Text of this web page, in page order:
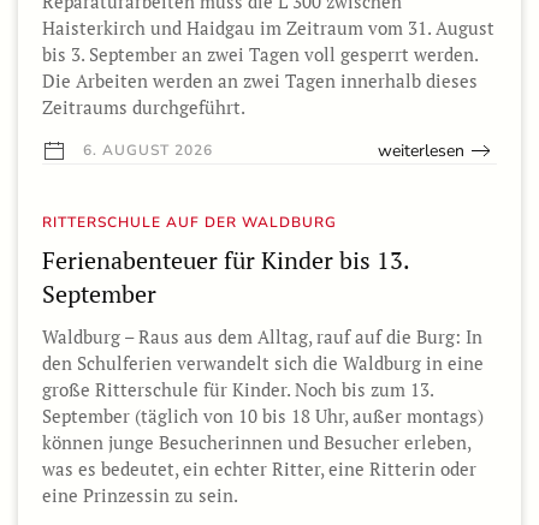
Haisterkirch und Haidgau im Zeitraum vom 31. August
bis 3. September an zwei Tagen voll gesperrt werden.
Die Arbeiten werden an zwei Tagen innerhalb dieses
Zeitraums durchgeführt.
6. AUGUST 2026 weiterlesen
RITTERSCHULE AUF DER WALDBURG
Ferienabenteuer für Kinder bis 13.
September
Waldburg – Raus aus dem Alltag, rauf auf die Burg: In
den Schulferien verwandelt sich die Waldburg in eine
große Ritterschule für Kinder. Noch bis zum 13.
September (täglich von 10 bis 18 Uhr, außer montags)
können junge Besucherinnen und Besucher erleben,
was es bedeutet, ein echter Ritter, eine Ritterin oder
eine Prinzessin zu sein.